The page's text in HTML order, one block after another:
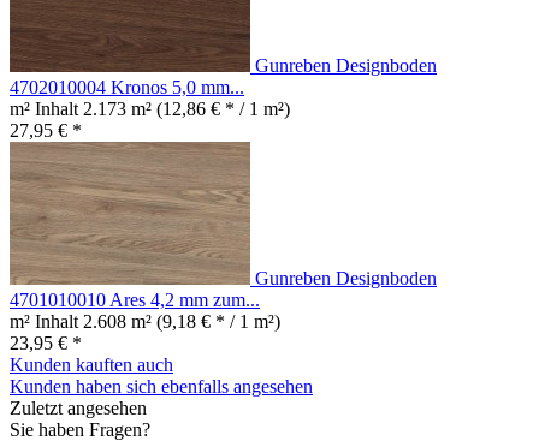
Gunreben Designboden
4702010004 Kronos 5,0 mm...
m² Inhalt 2.173 m² (12,86 € * / 1 m²)
27,95 € *
Gunreben Designboden
4701010010 Ares 4,2 mm zum...
m² Inhalt 2.608 m² (9,18 € * / 1 m²)
23,95 € *
Kunden kauften auch
Kunden haben sich ebenfalls angesehen
Zuletzt angesehen
Sie haben Fragen?